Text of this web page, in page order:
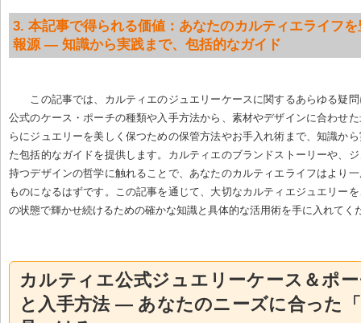
3. 本記事で得られる価値：あなたのカルティエライフ
報源 — 知識から実践まで、包括的なガイド
この記事では、カルティエのジュエリーケースに関するあらゆる疑
公式のケース・ポーチの種類や入手方法から、素材やデザインに合わせ
らにジュエリーを美しく保つための保管方法やお手入れ術まで、知識か
た包括的なガイドを提供します。カルティエのブランドストーリーや、
持つデザインの哲学に触れることで、あなたのカルティエライフはより
ものになるはずです。この記事を通じて、大切なカルティエジュエリー
の状態で輝かせ続けるための確かな知識と具体的な活用術を手に入れてく
カルティエ公式ジュエリーケース＆ポ
と入手方法 — あなたのニーズに合った